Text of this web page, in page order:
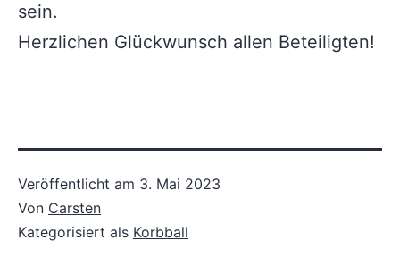
sein.
Herzlichen Glückwunsch allen Beteiligten!
Veröffentlicht am 3. Mai 2023
Von Carsten
Kategorisiert als Korbball